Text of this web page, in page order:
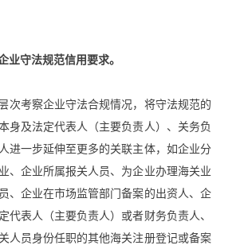
业守法规范信用要求。
次考察企业守法合规情况，将守法规范的
身及法定代表人（主要负责人）、关务负
进一步延伸至更多的关联主体，如企业分
、企业所属报关人员、为企业办理海关业
、企业在市场监管部门备案的出资人、企
代表人（主要负责人）或者财务负责人、
人员身份任职的其他海关注册登记或备案